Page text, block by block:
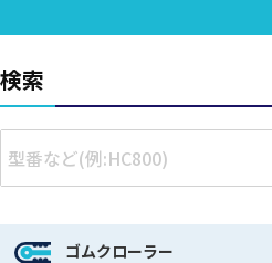
検索
ゴムクローラー